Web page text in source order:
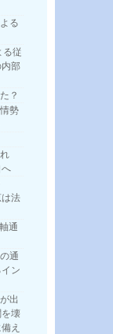
る
る従
部
？
勢
法
通
通
ン
出
壊
え